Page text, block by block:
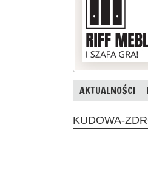
AKTUALNOŚCI
KUDOWA-